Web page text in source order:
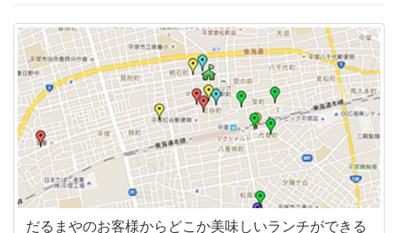
だるまやのお客様からどこか美味しいランチができる